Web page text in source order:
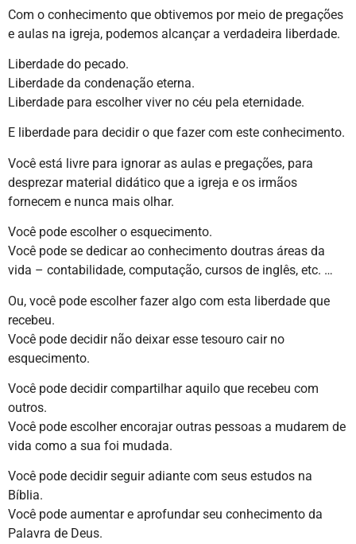
Com o conhecimento que obtivemos por meio de pregações
e aulas na igreja, podemos alcançar a verdadeira liberdade.
Liberdade do pecado.
Liberdade da condenação eterna.
Liberdade para escolher viver no céu pela eternidade.
E liberdade para decidir o que fazer com este conhecimento.
Você está livre para ignorar as aulas e pregações, para
desprezar material didático que a igreja e os irmãos
fornecem e nunca mais olhar.
Você pode escolher o esquecimento.
Você pode se dedicar ao conhecimento doutras áreas da
vida – contabilidade, computação, cursos de inglês, etc. …
Ou, você pode escolher fazer algo com esta liberdade que
recebeu.
Você pode decidir não deixar esse tesouro cair no
esquecimento.
Você pode decidir compartilhar aquilo que recebeu com
outros.
Você pode escolher encorajar outras pessoas a mudarem de
vida como a sua foi mudada.
Você pode decidir seguir adiante com seus estudos na
Bíblia.
Você pode aumentar e aprofundar seu conhecimento da
Palavra de Deus.